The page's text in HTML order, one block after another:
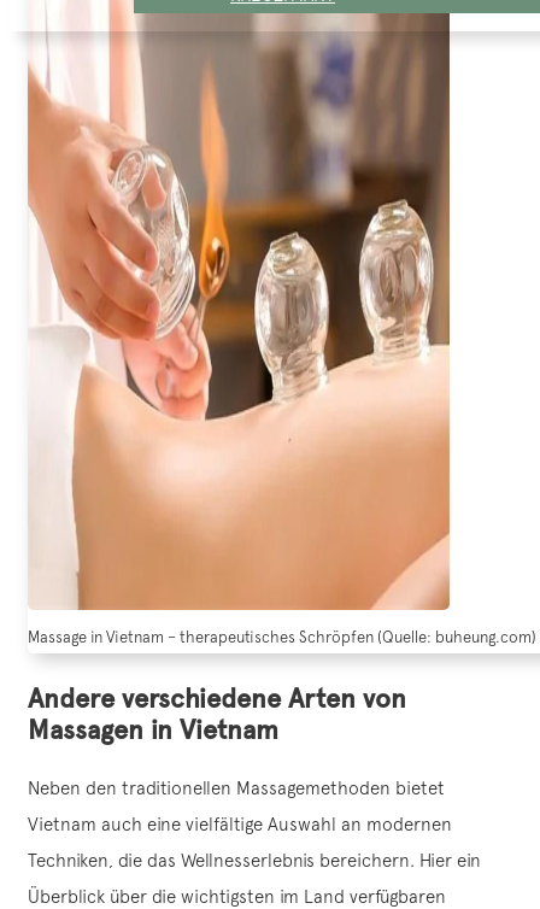
Massage in Vietnam – therapeutisches Schröpfen (Quelle: buheung.com)
Andere verschiedene Arten von
Massagen in Vietnam
Neben den traditionellen Massagemethoden bietet
Vietnam auch eine vielfältige Auswahl an modernen
Techniken, die das Wellnesserlebnis bereichern. Hier ein
Überblick über die wichtigsten im Land verfügbaren